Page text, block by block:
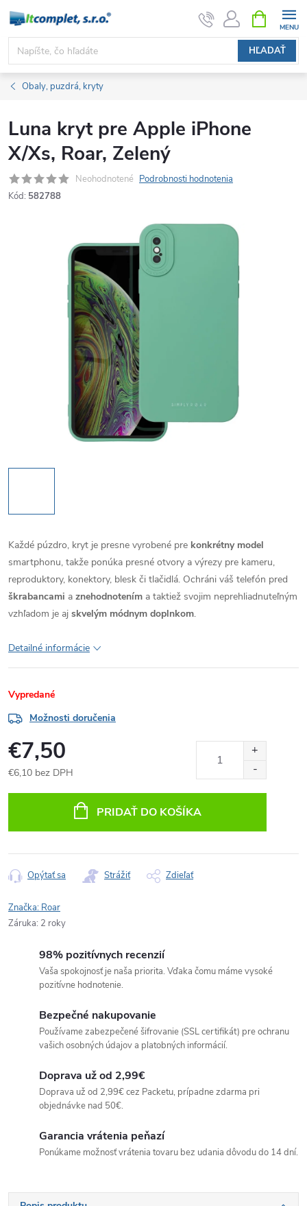
Prejsť
obsah
HĽADAŤ
KOŠÍK
Obaly, puzdrá, kryty
Luna kryt pre Apple iPhone
X/Xs, Roar, Zelený
Neohodnotené Podrobnosti hodnotenia
Kód: 582788
Každé púzdro, kryt je presne vyrobené pre konkrétny model
smartphonu, takže ponúka presné otvory a výrezy pre kameru,
reproduktory, konektory, blesk či tlačidlá. Ochráni váš telefón pred
škrabancami a znehodnotením a taktiež svojim neprehliadnuteľným
vzhľadom je aj skvelým módnym doplnkom.
Detailné informácie
Vypredané
Možnosti doručenia
€7,50
€6,10 bez DPH
PRIDAŤ DO KOŠÍKA
Opýtať sa Strážiť Zdieľať
Značka: Roar
Záruka: 2 roky
98% pozitívnych recenzií
Vaša spokojnosť je naša priorita. Vďaka čomu máme vysoké
pozitívne hodnotenie.
Bezpečné nakupovanie
Používame zabezpečené šifrovanie (SSL certifikát) pre ochranu
vašich osobných údajov a platobných informácií.
Doprava už od 2,99€
Doprava už od 2,99€ cez Packetu, prípadne zdarma pri
objednávke nad 50€.
Garancia vrátenia peňazí
Ponúkame možnosť vrátenia tovaru bez udania dôvodu do 14 dní.